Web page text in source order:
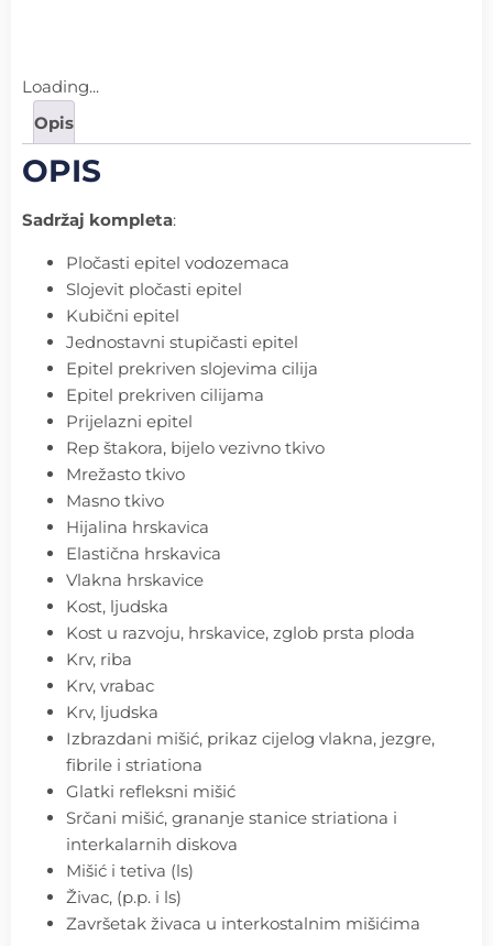
Loading...
Opis
OPIS
Sadržaj kompleta:
Pločasti epitel vodozemaca
Slojevit pločasti epitel
Kubični epitel
Jednostavni stupičasti epitel
Epitel prekriven slojevima cilija
Epitel prekriven cilijama
Prijelazni epitel
Rep štakora, bijelo vezivno tkivo
Mrežasto tkivo
Masno tkivo
Hijalina hrskavica
Elastična hrskavica
Vlakna hrskavice
Kost, ljudska
Kost u razvoju, hrskavice, zglob prsta ploda
Krv, riba
Krv, vrabac
Krv, ljudska
Izbrazdani mišić, prikaz cijelog vlakna, jezgre,
fibrile i striationa
Glatki refleksni mišić
Srčani mišić, grananje stanice striationa i
interkalarnih diskova
Mišić i tetiva (ls)
Živac, (p.p. i ls)
Završetak živaca u interkostalnim mišićima